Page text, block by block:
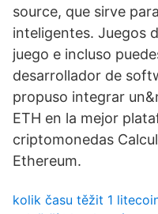
source, que sirve
inteligentes. Juegos
juego e incluso
desarrollador de
propuso integrar
ETH en la mejor
criptomonedas
Ethereum.
kolik času těžit 1